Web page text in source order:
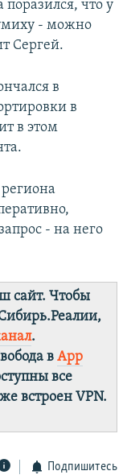
поразился, что у
- можно
Сергей.
в
в
в этом
- на него
сайт. Чтобы
.
в App
все
встроен VPN.
Подпишитесь